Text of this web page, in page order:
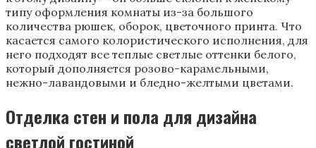
типу оформления комнаты из-за большого
количества рюшек, оборок, цветочного принта. Что
касается самого колористического исполнения, для
него подходят все теплые светлые оттенки белого,
который дополняется розово-карамельными,
нежно-лавандовыми и бледно-желтыми цветами.
Отделка стен и пола для дизайна
светлой гостиной